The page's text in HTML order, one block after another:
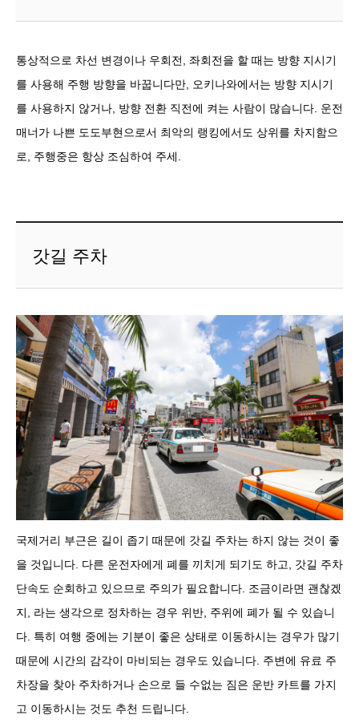
통상적으로 차선 변경이나 우회전, 좌회전을 할 때는 방향 지시기
를 사용해 주행 방향을 바꿉니다만, 오키나와에서는 방향 지시기
를 사용하지 않거나, 방향 전환 직전에 켜는 사람이 많습니다. 운전
매너가 나쁜 도도부현으로서 최악의 랭킹에서도 상위를 차지함으
로, 주행중은 항상 조심하여 주세.
갓길 주차
국제거리 부근은 길이 좁기 때문에 갓길 주차는 하지 않는 것이 좋
을 것입니다. 다른 운전자에게 폐를 끼치게 되기도 하고, 갓길 주차
단속도 순회하고 있으므로 주의가 필요합니다. 조금이라면 괜찮겠
지, 라는 생각으로 정차하는 경우 위반, 주위에 폐가 될 수 있습니
다. 특히 여행 중에는 기분이 좋은 상태로 이동하시는 경우가 많기
때문에 시간의 감각이 마비되는 경우도 있습니다. 주변에 유료 주
차장을 찾아 주차하거나 손으로 들 수없는 짐은 운반 카트를 가지
고 이동하시는 것도 추천 드립니다.